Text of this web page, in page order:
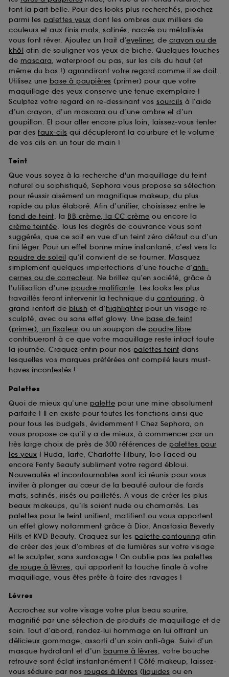
font la part belle. Pour des looks plus recherchés, piochez
parmi les palettes yeux dont les ombres aux milliers de
couleurs et aux finis mats, satinés, nacrés ou métallisés
vous font rêver. Ajoutez un trait d’eyeliner, de crayon ou de
khôl afin de souligner vos yeux de biche. Quelques touches
de mascara, waterproof ou pas, sur les cils du haut (et
même du bas !) agrandiront votre regard comme il se doit.
Utilisez une base à paupières (primer) pour que votre
maquillage des yeux conserve une tenue exemplaire !
Sculptez votre regard en re-dessinant vos sourcils à l’aide
d’un crayon, d’un mascara ou d’une ombre et d’un
goupillon. Et pour aller encore plus loin, laissez-vous tenter
par des faux-cils qui décupleront la courbure et le volume
de vos cils en un tour de main !
Teint
Que vous soyez à la recherche d'un maquillage du teint
naturel ou sophistiqué, Sephora vous propose sa sélection
pour réussir aisément un magnifique makeup, du plus
rapide au plus élaboré. Afin d’unifier, choisissez entre le
fond de teint, la BB crème, la CC crème ou encore la
crème teintée. Tous les degrés de couvrance vous sont
suggérés, que ce soit en vue d’un teint zéro défaut ou d’un
fini léger. Pour un effet bonne mine instantané, c’est vers la
poudre de soleil qu’il convient de se tourner. Masquez
simplement quelques imperfections d’une touche d’anti-
cernes ou de correcteur. Ne brillez qu’en société, grâce à
l’utilisation d’une poudre matifiante. Les looks les plus
travaillés feront intervenir la technique du contouring, à
grand renfort de blush et d’highlighter pour un visage re-
sculpté, avec ou sans effet glowy. Une base de teint
(primer), un fixateur ou un soupçon de poudre libre
contribueront à ce que votre maquillage reste intact toute
la journée. Craquez enfin pour nos palettes teint dans
lesquelles vos marques préférées ont compilé leurs must-
haves incontestés !
Palettes
Quoi de mieux qu’une palette pour une mine absolument
parfaite ! Il en existe pour toutes les fonctions ainsi que
pour tous les budgets, évidemment ! Chez Sephora, on
vous propose ce qu’il y a de mieux, à commencer par un
très large choix de près de 300 références de palettes pour
les yeux ! Huda, Tarte, Charlotte Tilbury, Too Faced ou
encore Fenty Beauty subliment votre regard ébloui.
Nouveautés et incontournables sont ici réunis pour vous
inviter à plonger au cœur de la beauté autour de fards
mats, satinés, irisés ou pailletés. A vous de créer les plus
beaux makeups, qu’ils soient nude ou chamarrés. Les
palettes pour le teint unifient, matifient ou vous apportent
un effet glowy notamment grâce à Dior, Anastasia Beverly
Hills et KVD Beauty. Craquez sur les palette contouring afin
de créer des jeux d’ombres et de lumières sur votre visage
et le sculpter, sans surdosage ! On oublie pas les palettes
de rouge à lèvres, qui apportent la touche finale à votre
maquillage, vous êtes prête à faire des ravages !
Lèvres
Accrochez sur votre visage votre plus beau sourire,
magnifié par une sélection de produits de maquillage et de
soin. Tout d’abord, rendez-lui hommage en lui offrant un
délicieux gommage, assorti d’un soin anti-âge. Suivi d’un
masque hydratant et d’un baume à lèvres, votre bouche
retrouve sont éclat instantanément ! Côté makeup, laissez-
vous séduire par nos rouges à lèvres (liquides ou en